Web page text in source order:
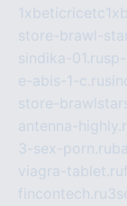
store-brawl-
sindika-01.ru
e-abis-1-c.ru
store-
antenna-
3-sex-porn.ru
viagra-tablet.ru
fincontech.ru